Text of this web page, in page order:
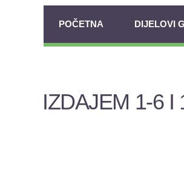
POČETNA DIJELOVI
IZDAJEM 1-6 I